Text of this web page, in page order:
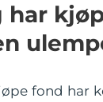
har
fond har